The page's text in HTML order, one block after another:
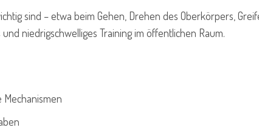
sind – etwa beim Gehen, Drehen des Oberkörpers,
niedrigschwelliges Training im öffentlichen Raum.